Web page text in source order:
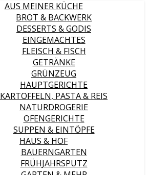
AUS MEINER KÜCHE
BROT & BACKWERK
DESSERTS & GODIS
EINGEMACHTES
FLEISCH & FISCH
GETRÄNKE
GRÜNZEUG
HAUPTGERICHTE
KARTOFFELN, PASTA & REIS
NATURDROGERIE
OFENGERICHTE
SUPPEN & EINTÖPFE
HAUS & HOF
BAUERNGARTEN
FRÜHJAHRSPUTZ